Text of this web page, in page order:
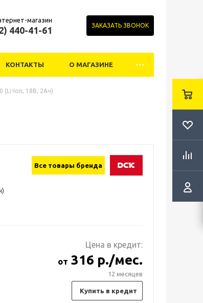
магазин
440-41-61 ЗАКАЗАТЬ ЗВОНОК
КОНТАКТЫ О МАГАЗИНЕ
(Li-Ion, 18В, 2Ач)
Все товары бренда
Цена в кредит:
от 316 р./мес.
12 месяцев
Купить в кредит